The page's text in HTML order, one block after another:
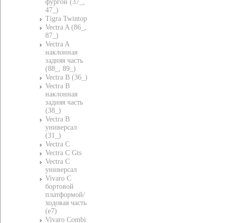
фургон (37_,
47_)
Tigra Twintop
Vectra A (86_,
87_)
Vectra A
наклонная
задняя часть
(88_, 89_)
Vectra B (36_)
Vectra B
наклонная
задняя часть
(38_)
Vectra B
универсал
(31_)
Vectra C
Vectra C Gts
Vectra C
универсал
Vivaro C
бортовой
платформой/
ходовая часть
(e7)
Vivaro Combi